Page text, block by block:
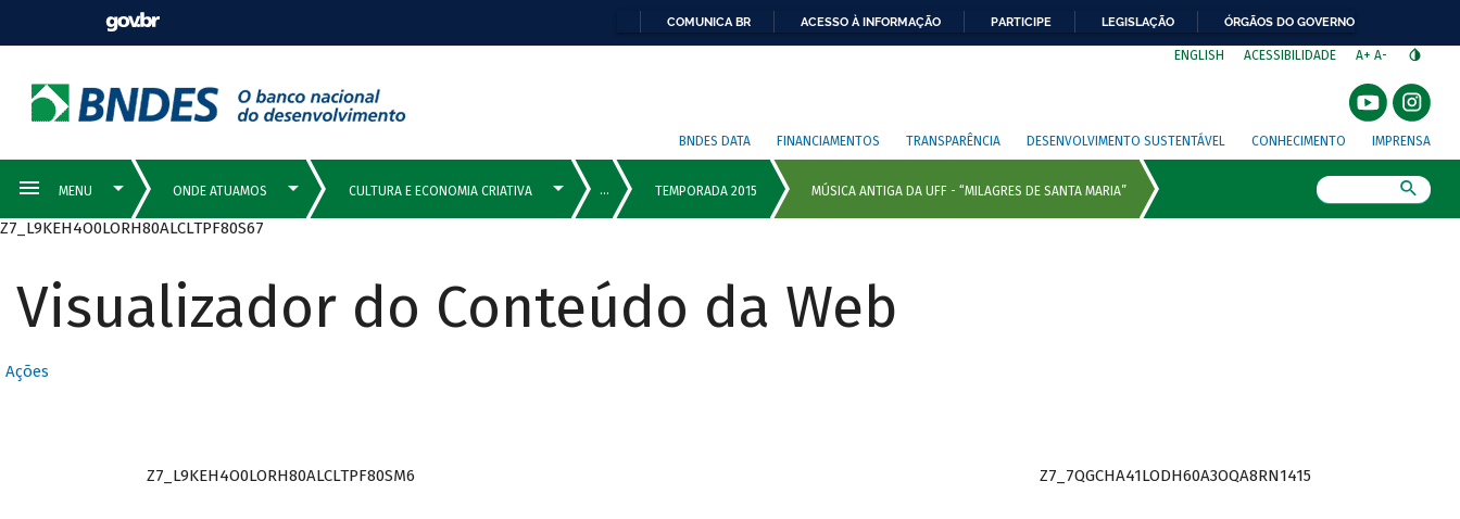
COMUNICA BR ACESSO À INFORMAÇÃO PARTICIPE LEGISLAÇÃO ÓRGÃOS DO GOVERNO
ENGLISH ACESSIBILIDADE A+ A-
BNDES DATA FINANCIAMENTOS TRANSPARÊNCIA DESENVOLVIMENTO SUSTENTÁVEL CONHECIMENTO IMPRENSA
Z7_L9KEH4O0LORH80ALCLTPF80S67
Visualizador do Conteúdo da Web
Ações
Z7_L9KEH4O0LORH80ALCLTPF80SM6 Z7_7QGCHA41LODH60A3OQA8RN1415